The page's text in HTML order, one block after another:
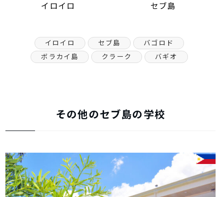
イロイロ セブ島
イロイロ セブ島
バゴロド
ボラカイ島
クラーク バギオ
その他のセブ島の学校